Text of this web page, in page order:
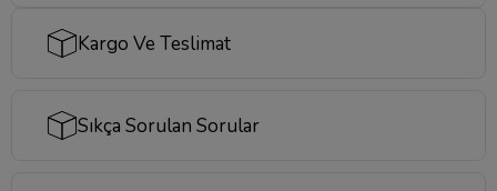
Kargo Ve Teslimat
Sıkça Sorulan Sorular